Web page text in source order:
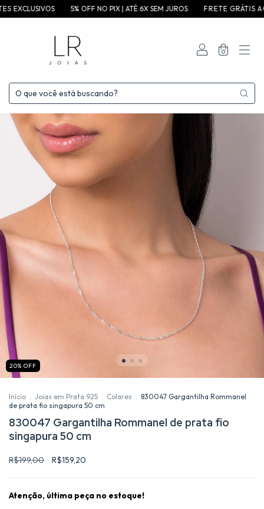
5% OFF NO PIX | ATÉ 6X SEM JUROS F R E T E G R ÁT I S A C I M A D
0
20% OFF
Início . Joias em Prata 925 . Colares . 830047 Gargantilha Rommanel
de prata fio singapura 50 cm
830047 Gargantilha Rommanel de prata fio
singapura 50 cm
R$199,00 R$159,20
Atenção, última peça no estoque!